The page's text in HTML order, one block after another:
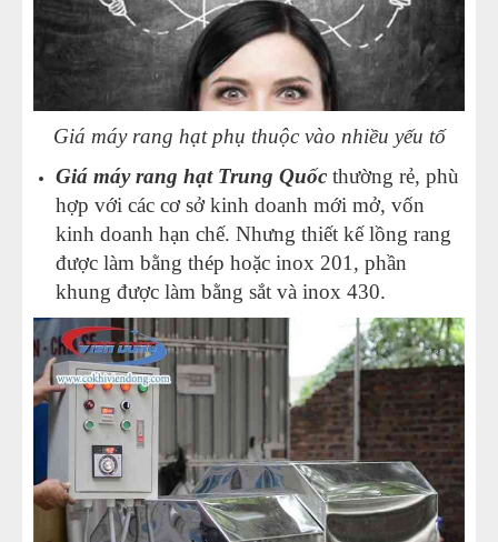
Giá máy rang hạt phụ thuộc vào nhiều yếu tố
Giá máy rang hạt Trung Quốc thường rẻ, phù
hợp với các cơ sở kinh doanh mới mở, vốn
kinh doanh hạn chế. Nhưng thiết kế lồng rang
được làm bằng thép hoặc inox 201, phần
khung được làm bằng sắt và inox 430.